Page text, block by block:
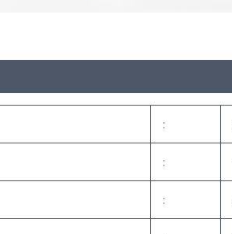
:
:
: